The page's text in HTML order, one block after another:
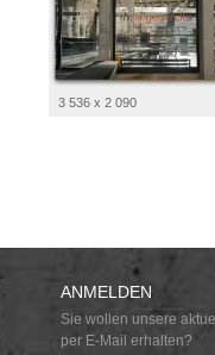
3 536 x 2 090
ANMELDEN
Sie wollen unsere
per E-Mail erhalten?